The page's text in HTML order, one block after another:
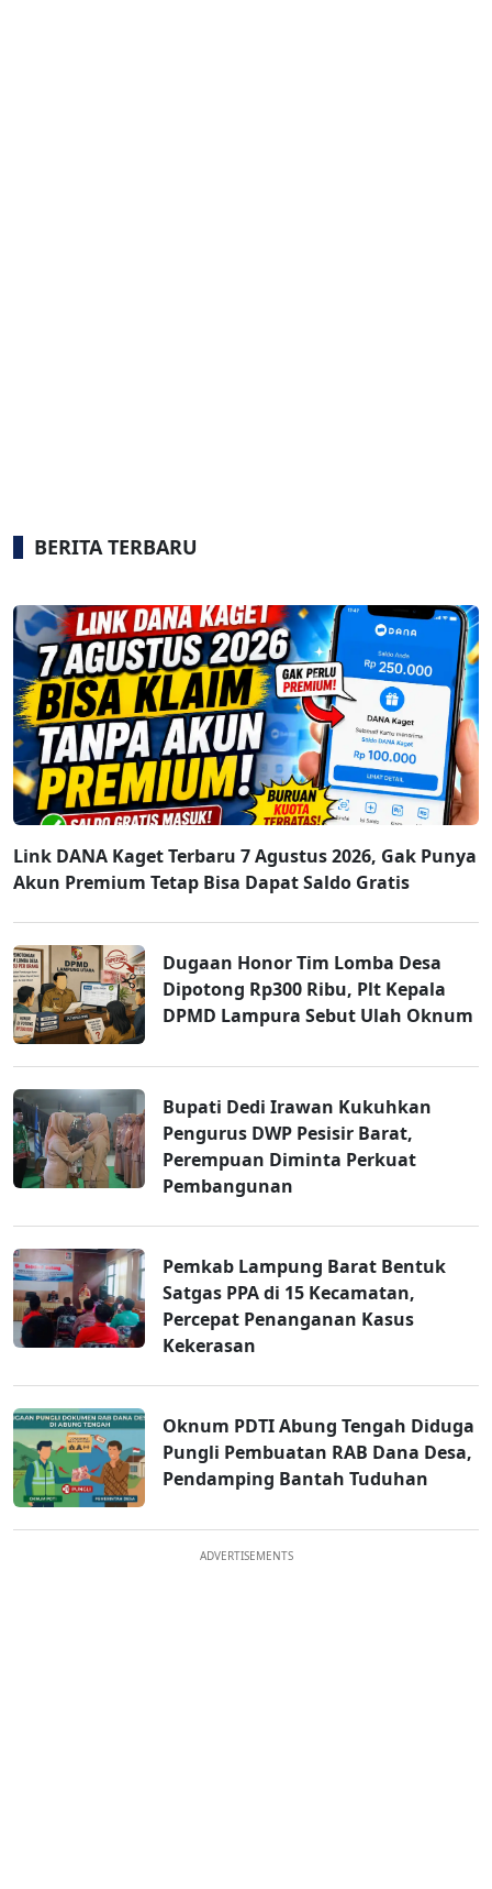
BERITA TERBARU
Link DANA Kaget Terbaru 7 Agustus 2026, Gak Punya
Akun Premium Tetap Bisa Dapat Saldo Gratis
Dugaan Honor Tim Lomba Desa
Dipotong Rp300 Ribu, Plt Kepala
DPMD Lampura Sebut Ulah Oknum
Bupati Dedi Irawan Kukuhkan
Pengurus DWP Pesisir Barat,
Perempuan Diminta Perkuat
Pembangunan
Pemkab Lampung Barat Bentuk
Satgas PPA di 15 Kecamatan,
Percepat Penanganan Kasus
Kekerasan
Oknum PDTI Abung Tengah Diduga
Pungli Pembuatan RAB Dana Desa,
Pendamping Bantah Tuduhan
ADVERTISEMENTS